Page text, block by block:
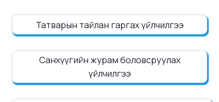
Татварын тайлан гаргах үйлчилгээ
Санхүүгийн журам боловсруулах
үйлчилгээ